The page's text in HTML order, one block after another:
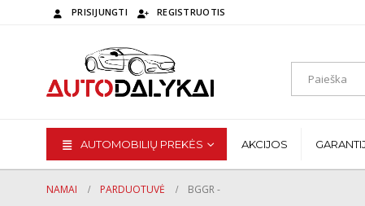
PRISIJUNGTI REGISTRUOTIS
AUTOMOBILIŲ PREKĖS AKCIJOS
NAMAI PARDUOTUVĖ BGGR -